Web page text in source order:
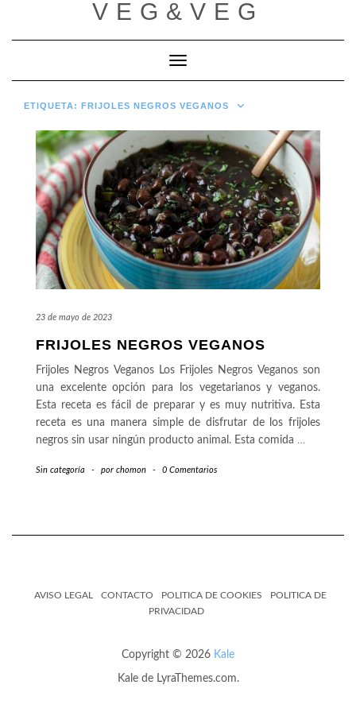
contenido
VEG&VEG
Cambiar modo de navegación
ETIQUETA: FRIJOLES NEGROS VEGANOS
23 de mayo de 2023
FRIJOLES NEGROS VEGANOS
Frijoles Negros Veganos Los Frijoles Negros Veganos son
una excelente opción para los vegetarianos y veganos.
Esta receta es fácil de preparar y es muy nutritiva. Esta
receta es una manera simple de disfrutar de los frijoles
negros sin usar ningún producto animal. Esta comida …
Sin categoría - por chomon - 0 Comentarios
AVISO LEGAL CONTACTO POLITICA DE COOKIES
POLITICA DE
PRIVACIDAD
Copyright © 2026 Kale
Kalede LyraThemes.com.